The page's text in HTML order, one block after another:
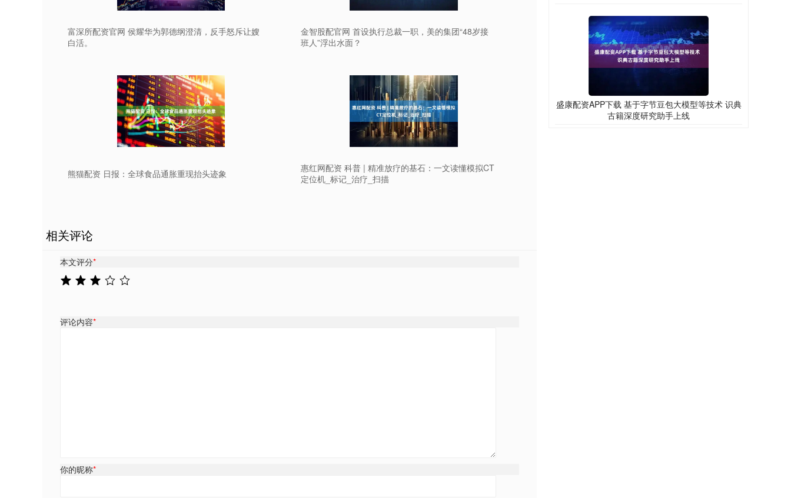
富深所配资官网 侯耀华为郭德纲澄清，反手怒斥让嫂
白活。
金智股配官网 首设执行总裁一职，美的集团“48岁接
班人”浮出水面？
熊猫配资 日报：全球食品通胀重现抬头迹象
惠红网配资 科普 | 精准放疗的基石：一文读懂模拟CT
定位机_标记_治疗_扫描
相关评论
本文评分*
评论内容*
你的昵称*
盛康配资APP下载 基于字节豆包大模型等技术 识典
古籍深度研究助手上线